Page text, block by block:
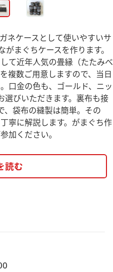
ネケースとして使いやすいサ
まぐちケースを作ります。
て近年人気の畳縁（たたみべ
複数ご用意しますので、当日
口金の色も、ゴールド、ニッ
選びいただきます。裏布も接
、袋布の縫製は簡単。その
寧に解説します。がまぐち作
加ください。
読む